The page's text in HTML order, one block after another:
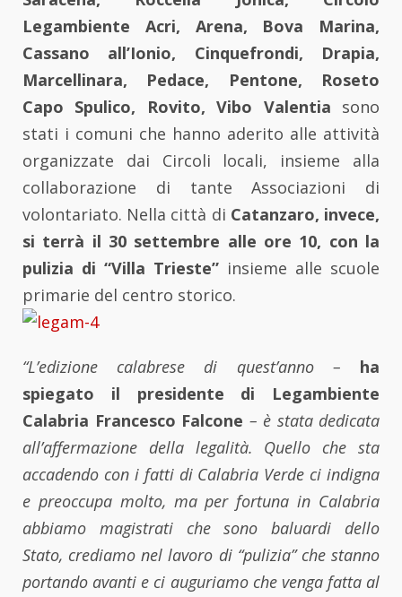
Legambiente Acri, Arena, Bova Marina,
Cassano all’Ionio, Cinquefrondi, Drapia,
Marcellinara, Pedace, Pentone, Roseto
Capo Spulico, Rovito, Vibo Valentia sono
stati i comuni che hanno aderito alle attività
organizzate dai Circoli locali, insieme alla
collaborazione di tante Associazioni di
volontariato. Nella città di Catanzaro, invece,
si terrà il 30 settembre alle ore 10, con la
pulizia di “Villa Trieste” insieme alle scuole
primarie del centro storico.
“L’edizione calabrese di quest’anno – ha
spiegato il presidente di Legambiente
Calabria Francesco Falcone – è stata dedicata
all’affermazione della legalità. Quello che sta
accadendo con i fatti di Calabria Verde ci indigna
e preoccupa molto, ma per fortuna in Calabria
abbiamo magistrati che sono baluardi dello
Stato, crediamo nel lavoro di “pulizia” che stanno
portando avanti e ci auguriamo che venga fatta al